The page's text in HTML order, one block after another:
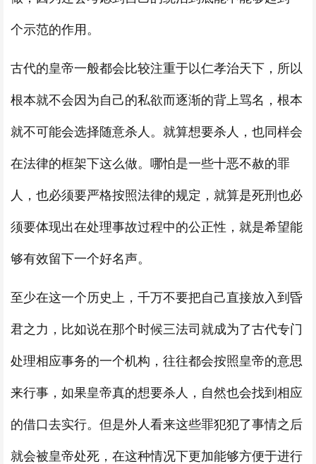
个示范的作用。
古代的皇帝一般都会比较注重于以仁孝治天下，所以
根本就不会因为自己的私欲而逐渐的背上骂名，根本
就不可能会选择随意杀人。就算想要杀人，也同样会
在法律的框架下这么做。哪怕是一些十恶不赦的罪
人，也必须要严格按照法律的规定，就算是死刑也必
须要体现出在处理事故过程中的公正性，就是希望能
够有效留下一个好名声。
至少在这一个历史上，千万不要把自己直接放入到昏
君之力，比如说在那个时候三法司就成为了古代专门
处理相应事务的一个机构，往往都会按照皇帝的意思
来行事，如果皇帝真的想要杀人，自然也会找到相应
的借口去实行。但是外人看来这些罪犯犯了事情之后
就会被皇帝处死，在这种情况下更加能够方便于进行